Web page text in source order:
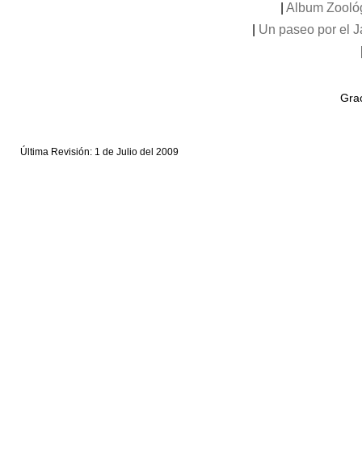
Album
Un paseo por el
Última Revisión: 1 de Julio del 2009